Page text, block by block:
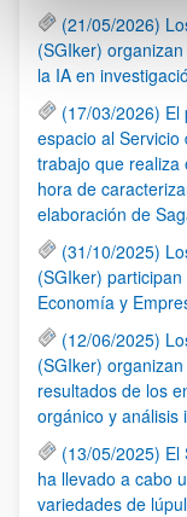
(21/05/2026)
(SGIker)
la IA en
(17/03/2026) El
espacio al
trabajo que realiza
hora de
elaboración de
(31/10/2025)
(SGIker)
Economía y
(12/06/2025)
(SGIker)
resultados de los
orgánico y análisis
(13/05/2025) El
ha llevado a cabo
variedades de